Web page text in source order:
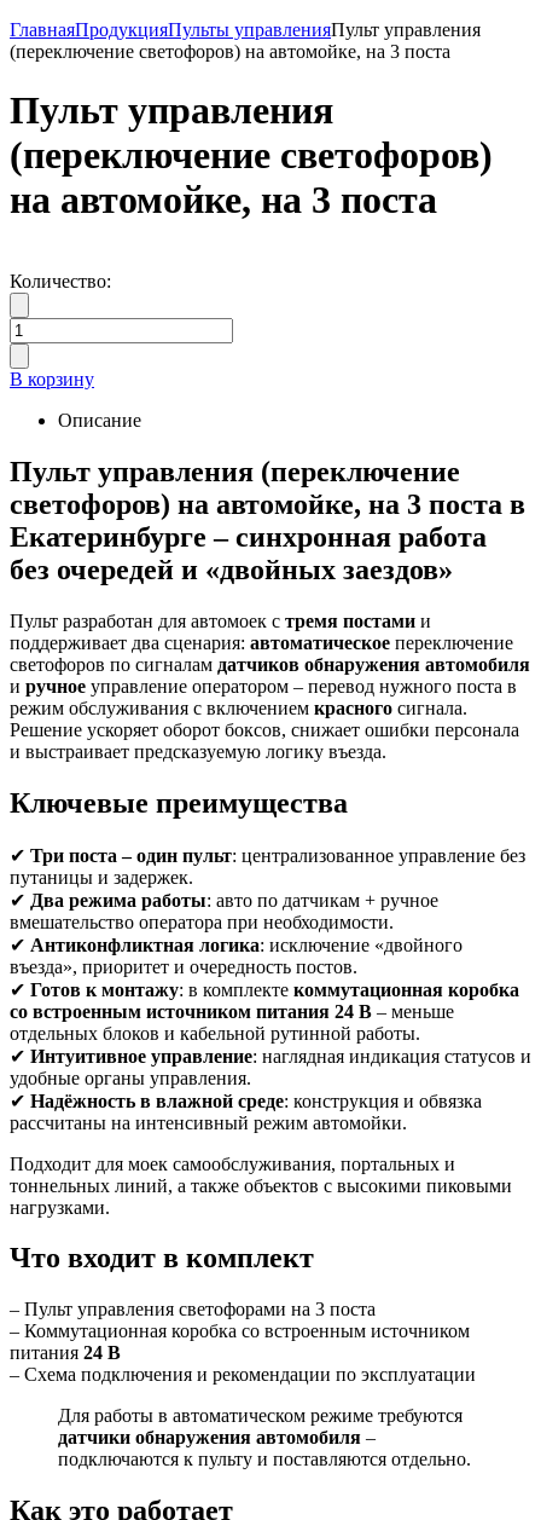
ГлавнаяПродукцияПульты управленияПульт управления
(переключение светофоров) на автомойке, на 3 поста
Пульт управления
(переключение светофоров)
на автомойке, на 3 поста
Количество:
В корзину
Описание
Пульт управления (переключение
светофоров) на автомойке, на 3 поста в
Екатеринбурге – синхронная работа
без очередей и «двойных заездов»
Пульт разработан для автомоек с тремя постами и
поддерживает два сценария: автоматическое переключение
светофоров по сигналам датчиков обнаружения автомобиля
и ручное управление оператором – перевод нужного поста в
режим обслуживания с включением красного сигнала.
Решение ускоряет оборот боксов, снижает ошибки персонала
и выстраивает предсказуемую логику въезда.
Ключевые преимущества
✔ Три поста – один пульт: централизованное управление без
путаницы и задержек.
✔ Два режима работы: авто по датчикам + ручное
вмешательство оператора при необходимости.
✔ Антиконфликтная логика: исключение «двойного
въезда», приоритет и очередность постов.
✔ Готов к монтажу: в комплекте коммутационная коробка
со встроенным источником питания 24 В – меньше
отдельных блоков и кабельной рутинной работы.
✔ Интуитивное управление: наглядная индикация статусов и
удобные органы управления.
✔ Надёжность в влажной среде: конструкция и обвязка
рассчитаны на интенсивный режим автомойки.
Подходит для моек самообслуживания, портальных и
тоннельных линий, а также объектов с высокими пиковыми
нагрузками.
Что входит в комплект
– Пульт управления светофорами на 3 поста
– Коммутационная коробка со встроенным источником
питания 24 В
– Схема подключения и рекомендации по эксплуатации
Для работы в автоматическом режиме требуются
датчики обнаружения автомобиля –
подключаются к пульту и поставляются отдельно.
Как это работает